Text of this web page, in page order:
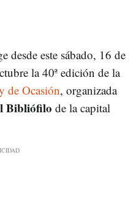
desde este sábado, 16 de
la 40ª edición de la
de Ocasión, organizada
Bibliófilo de la capital